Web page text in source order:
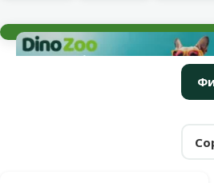
Продукты в категории